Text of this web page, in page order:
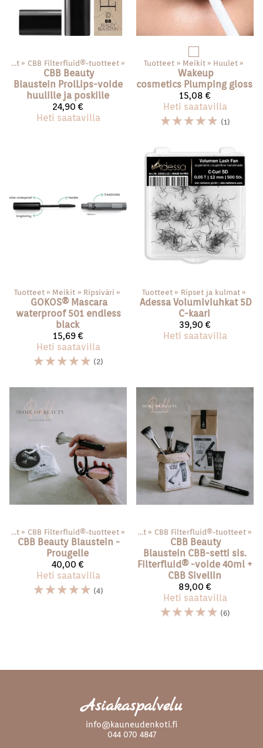
Kasvot ‪» CBB Filterfluid®️-tuotteet ‪»
CBB Beauty
Blaustein ProlLips-voide
huulille ja poskille
24,90 €
Heti saatavilla
Tuotteet ‪» Meikit ‪» Huulet ‪»
Wakeup
cosmetics Plumping gloss
15,08 €
Heti saatavilla
☆☆☆☆☆ (1)
Tuotteet ‪» Meikit ‪» Ripsiväri ‪»
GOKOS®️ Mascara
waterproof 501 endless
black
15,69 €
Heti saatavilla
☆☆☆☆☆ (2)
Tuotteet ‪» Ripset ja kulmat ‪»
Adessa Volumiviuhkat 5D
C-kaari
39,90 €
Heti saatavilla
Kasvot ‪» CBB Filterfluid®️-tuotteet ‪»
CBB Beauty Blaustein -
Prougelle
40,00 €
Heti saatavilla
☆☆☆☆☆ (4)
Tuotteet‪» Kasvot ‪» CBB Filterfluid®️-tuotteet ‪»
CBB Beauty
Blaustein CBB-setti sis.
Filterfluid®️ -voide 40ml +
CBB Sivellin
89,00 €
Heti saatavilla
☆☆☆☆☆ (6)
Asiakaspalvelu
info@kauneudenkoti.fi
044 070 4847